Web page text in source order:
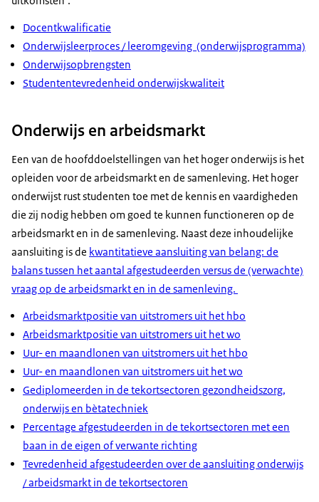
Docentkwalificatie
Onderwijsleerproces / leeromgeving (onderwijsprogramma)
Onderwijsopbrengsten
Studententevredenheid onderwijskwaliteit
Onderwijs en arbeidsmarkt
Een van de hoofddoelstellingen van het hoger onderwijs is het
opleiden voor de arbeidsmarkt en de samenleving. Het hoger
onderwijst rust studenten toe met de kennis en vaardigheden
die zij nodig hebben om goed te kunnen functioneren op de
arbeidsmarkt en in de samenleving. Naast deze inhoudelijke
aansluiting is de kwantitatieve aansluiting van belang: de
balans tussen het aantal afgestudeerden versus de (verwachte)
vraag op de arbeidsmarkt en in de samenleving.
Arbeidsmarktpositie van uitstromers uit het hbo
Arbeidsmarktpositie van uitstromers uit het wo
Uur- en maandlonen van uitstromers uit het hbo
Uur- en maandlonen van uitstromers uit het wo
Gediplomeerden in de tekortsectoren gezondheidszorg,
onderwijs en bètatechniek
Percentage afgestudeerden in de tekortsectoren met een
baan in de eigen of verwante richting
Tevredenheid afgestudeerden over de aansluiting onderwijs
/ arbeidsmarkt in de tekortsectoren